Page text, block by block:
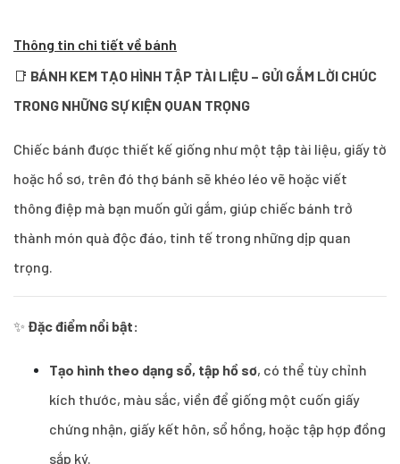
Thông tin chi tiết về bánh
📑 BÁNH KEM TẠO HÌNH TẬP TÀI LIỆU – GỬI GẮM LỜI CHÚC
TRONG NHỮNG SỰ KIỆN QUAN TRỌNG
Chiếc bánh được thiết kế giống như một tập tài liệu, giấy tờ
hoặc hồ sơ, trên đó thợ bánh sẽ khéo léo vẽ hoặc viết
thông điệp mà bạn muốn gửi gắm, giúp chiếc bánh trở
thành món quà độc đáo, tinh tế trong những dịp quan
trọng.
✨ Đặc điểm nổi bật:
Tạo hình theo dạng sổ, tập hồ sơ, có thể tùy chỉnh
kích thước, màu sắc, viền để giống một cuốn giấy
chứng nhận, giấy kết hôn, sổ hồng, hoặc tập hợp đồng
sắp ký.